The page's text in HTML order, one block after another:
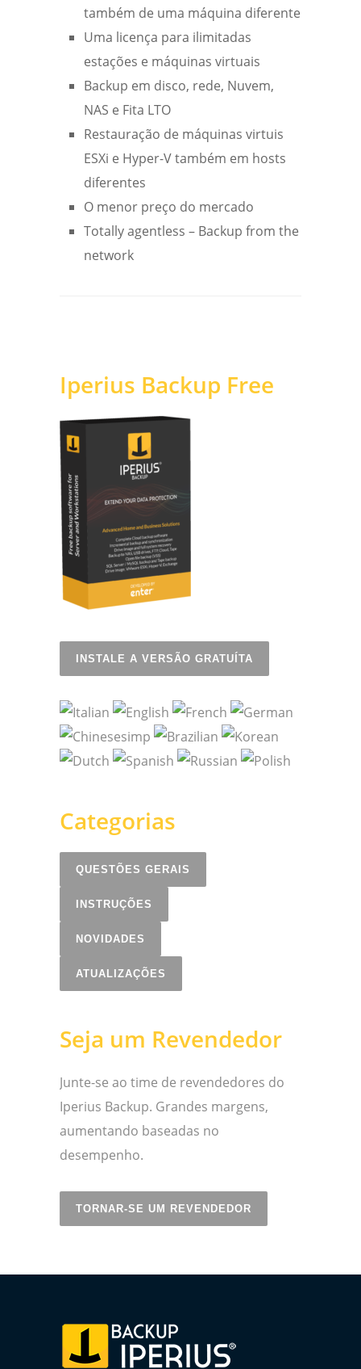
também de uma máquina diferente
Uma licença para ilimitadas
estações e máquinas virtuais
Backup em disco, rede, Nuvem,
NAS e Fita LTO
Restauração de máquinas virtuis
ESXi e Hyper-V também em hosts
diferentes
O menor preço do mercado
Totally agentless – Backup from the
network
Iperius Backup Free
INSTALE A VERSÃO GRATUÍTA
Categorias
QUESTÕES GERAIS
INSTRUÇÕES
NOVIDADES
ATUALIZAÇÕES
Seja um Revendedor
Junte-se ao time de revendedores do
Iperius Backup. Grandes margens,
aumentando baseadas no
desempenho.
TORNAR-SE UM REVENDEDOR